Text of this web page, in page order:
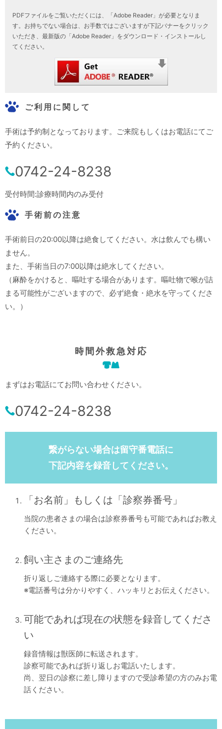
PDFファイルをご覧いただくには、「Adobe Reader」が必要となりま
す。お持ちでない場合は、お手数ではございますが下記バナーをクリック
いただき、最新版の「Adobe Reader」をダウンロード・インストールし
てください。
ご利用に関して
手術は予約制となっております。ご来院もしくはお電話にてご
予約ください。
0742-24-8238
受付時間:診療時間内のみ受付
手術前の注意
手術前日の20:00以降は絶食してください。水は飲んでも構い
ません。
また、手術当日の7:00以降は絶水してください。
（麻酔をかけると、嘔吐する場合があります。嘔吐物で喉が詰
まる可能性がございますので、必ず絶食・絶水を守ってくださ
い。）
時間外救急対応
まずはお電話にてお問い合わせください。
0742-24-8238
繋がらない場合は留守番電話に
下記内容を録音してください。
「お名前」もしくは「診察券番号」
当院の患者さまの場合は診察券番号も可能であればお教え
ください。
飼い主さまのご連絡先
折り返しご連絡する際に必要となります。
※電話番号は分かりやすく、ハッキリとお伝えください。
可能であれば現在の状態を録音してくださ
い
録音情報は獣医師に転送されます。
診察可能であれば折り返しお電話いたします。
尚、翌日の診察に差し障りますので受診希望の方のみお電
話ください。